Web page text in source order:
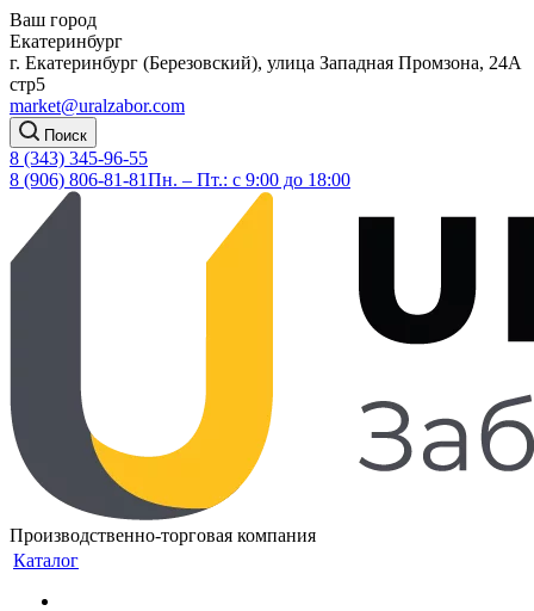
Ваш город
Екатеринбург
г. Екатеринбург (Березовский), улица Западная Промзона, 24А
стр5
market@uralzabor.com
Поиск
8 (343) 345-96-55
8 (906) 806-81-81Пн. – Пт.: с 9:00 до 18:00
Производственно-торговая компания
Каталог